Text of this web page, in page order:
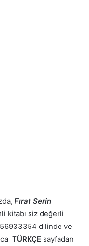
Fırat Serin
kitabı siz değerli
dilinde ve
TÜRKÇE sayfadan